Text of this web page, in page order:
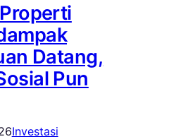
Datang,
Pun
Investasi